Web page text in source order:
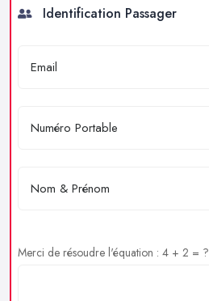
Identification Passager
Merci de résoudre l'équation : 4 + 2 = ?